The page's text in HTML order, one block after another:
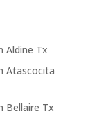
Aldine Tx
Atascocita
Bellaire Tx